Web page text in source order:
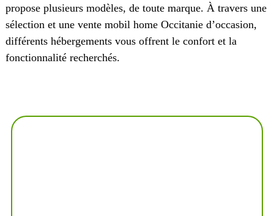
propose plusieurs modèles, de toute marque. À travers une
sélection et une vente mobil home Occitanie d’occasion,
différents hébergements vous offrent le confort et la
fonctionnalité recherchés.